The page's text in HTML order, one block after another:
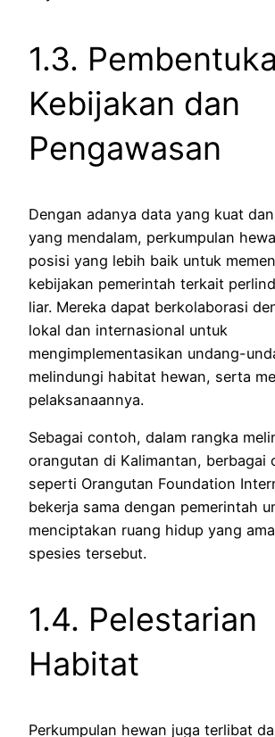
1.3.
Kebijakan dan
Pengawasan
Dengan adanya data yang kuat
yang mendalam, perkumpulan
posisi yang lebih baik untuk
kebijakan pemerintah terkait
liar. Mereka dapat berkolaborasi
lokal dan internasional untuk
mengimplementasikan undang-
melindungi habitat hewan, serta
pelaksanaannya.
Sebagai contoh, dalam rangka
orangutan di Kalimantan, berbagai
seperti Orangutan Foundation
bekerja sama dengan pemerintah
menciptakan ruang hidup yang
spesies tersebut.
1.4. Pelestarian
Habitat
Perkumpulan hewan juga terlibat